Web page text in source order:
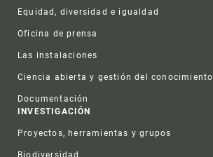
Equidad, diversidad e igualdad
Oficina de prensa
Las instalaciones
Ciencia abierta y gestión del conocimiento
Documentación
INVESTIGACIÓN
Proyectos, herramientas y grupos
Biodiversidad